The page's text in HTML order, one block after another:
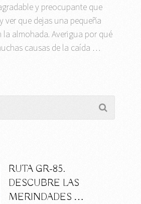
y preocupante que
ver que dejas una pequeña
almohada. Averigua por qué
causas de la caída …
RUTA GR-85.
DESCUBRE LAS
MERINDADES …